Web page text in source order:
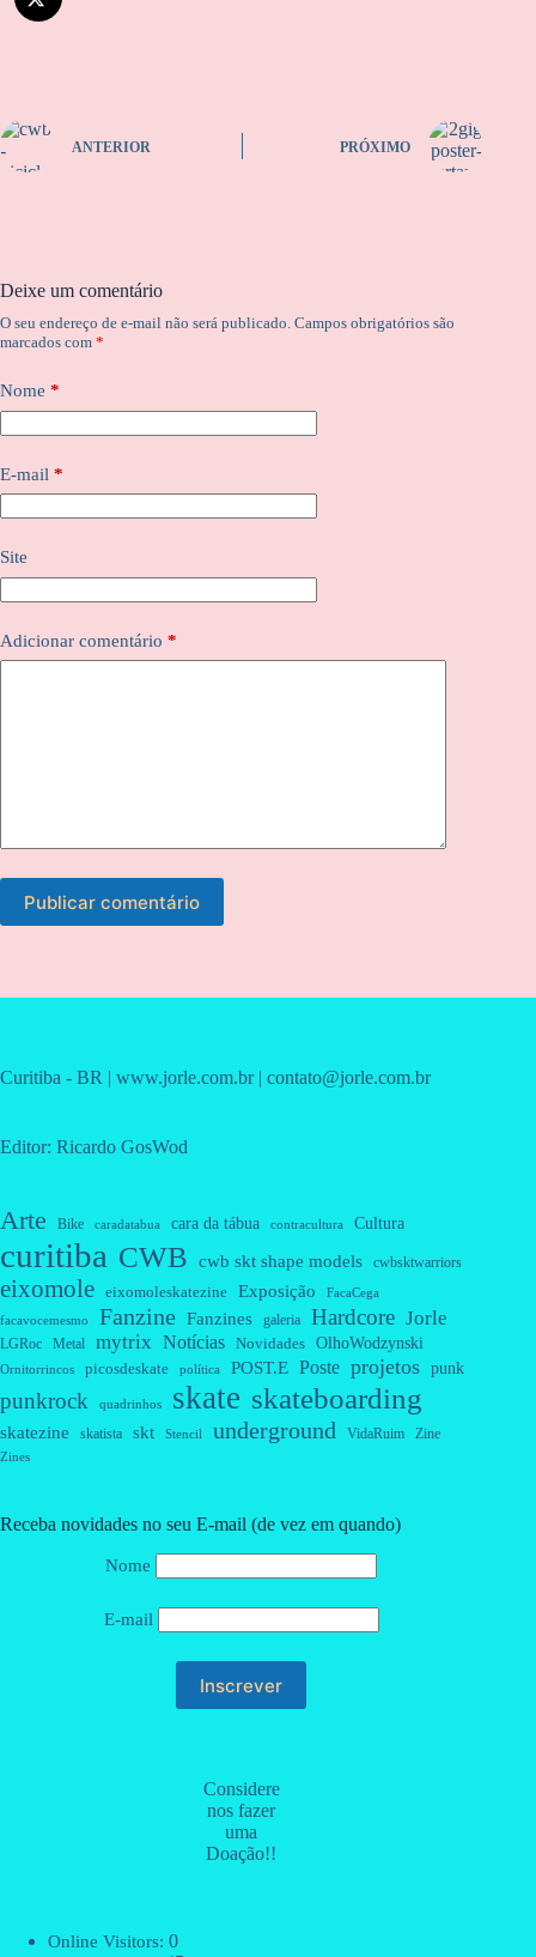
ANTERIOR PRÓXIMO
Deixe um comentário
O seu endereço de e-mail não será publicado. Campos obrigatórios são
marcados com *
Nome *
E-mail *
Site
Adicionar comentário *
Publicar comentário
Curitiba - BR | www.jorle.com.br | contato@jorle.com.br
Editor: Ricardo GosWod
Arte Bike caradatabua cara da tábua contracultura Cultura
curitiba CWB cwb skt shape models cwbsktwarriors
eixomole eixomoleskatezine Exposição FacaCega
facavocemesmo Fanzine Fanzines galeria Hardcore Jorle
LGRoc Metal mytrix Notícias Novidades OlhoWodzynski
Ornitorrincos picosdeskate política POST.E Poste projetos punk
punkrock quadrinhos skate skateboarding
skatezine skatista skt Stencil underground VidaRuim Zine
Zines
Receba novidades no seu E-mail (de vez em quando)
Nome
E-mail
Considere
nos fazer
uma
Doação!!
Online Visitors: 0